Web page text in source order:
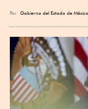
Por Gobierno del Estado de México